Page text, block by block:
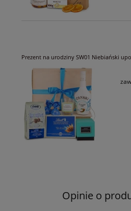
Prezent na urodziny SW01 Niebiański
Opinie o